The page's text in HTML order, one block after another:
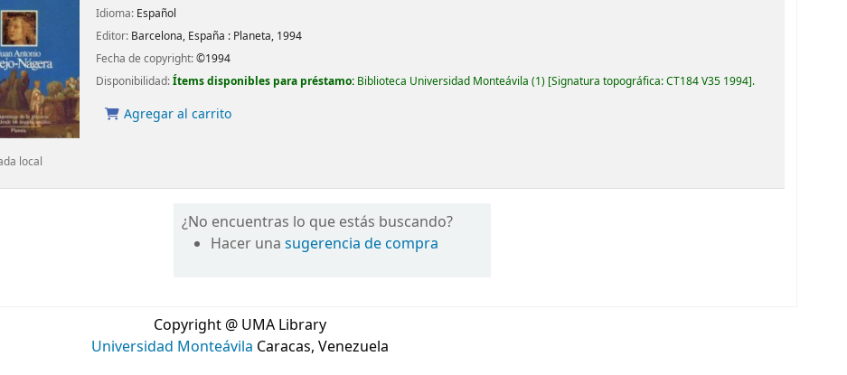
local
Idioma: Español
Editor: Barcelona, España : Planeta, 1994
Fecha de copyright:©1994
Disponibilidad:Ítems disponibles para préstamo: Biblioteca Universidad Monteávila (1) Signatura topográfica:CT184 V35 1994 .
Agregar al carrito
¿No encuentras lo que estás buscando?
Hacer unasugerencia de compra
Copyright @ UMA Library
Universidad Monteávila Caracas, Venezuela